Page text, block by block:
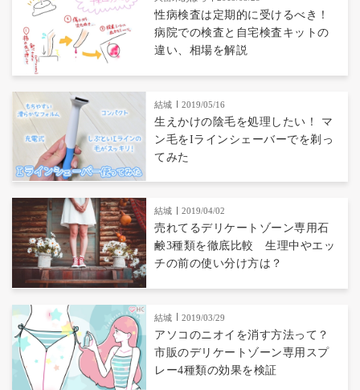
性病検査は定期的に受けるべき！
病院での検査と自宅検査キットの
違い、相場を解説
結城 2019/05/16
生えかけの陰毛を処理したい！ マ
ン毛をIラインシェーバーでを剃っ
てみた
結城 2019/04/02
売れてるデリケートゾーン専用石
鹸3種類を徹底比較 生理中やエッ
チの前の使い分け方は？
結城 2019/03/29
アソコのニオイを消す方法って？
市販のデリケートゾーン専用スプ
レー4種類の効果を検証